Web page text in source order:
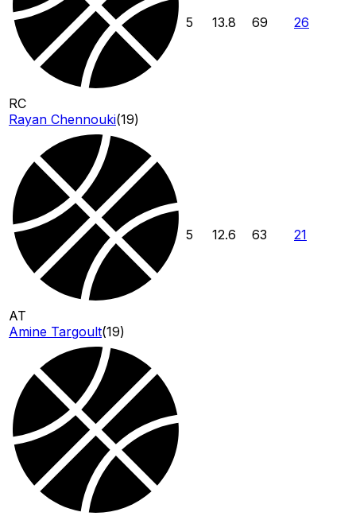
RC
Rayan Chennouki(19)
5 13.8 69 26
AT
Amine Targoult(19)
5 12.6 63 21